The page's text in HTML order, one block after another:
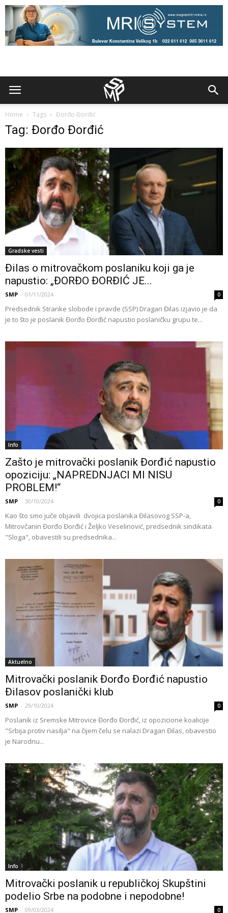
Home Tags Đorđo Đorđić
Tag: Đorđo Đorđić
Gradske vesti
Đilas o mitrovačkom poslaniku koji ga je
napustio: „ĐORĐO ĐORĐIĆ JE...
SMP - 01/11/2024 0
Predsednik Stranke slobode i pravde (SSP) Dragan Đilas izjavio je da
je to što je poslanik Đorđo Đorđić napustio poslaničku grupu te...
Info
Zašto je mitrovački poslanik Đorđić napustio
opoziciju: „NAPREDNJACI MI NISU
PROBLEM!“
SMP - 30/10/2024 0
Kao što smo juče objavili dvojica poslanika Đilasovog SSP-a,
Mitrovčanin Đorđo Đorđić i Željko Veselinović, predsednik sindikata
"Sloga", obavestili su predsednika...
Aktuelno
Mitrovački poslanik Đorđo Đorđić napustio
Đilasov poslanički klub
SMP - 29/10/2024 0
Poslanik iz Sremske Mitrovice Đorđo Đorđić, iz opozicione koalicije
"Srbija protiv nasilja" na čijem čelu se nalazi Dragan Đilas, obavestio
je Narodnu...
Info
Mitrovački poslanik u republičkoj Skupštini
podelio Srbe na podobne i nepodobne!
SMP - 09/03/2024 0